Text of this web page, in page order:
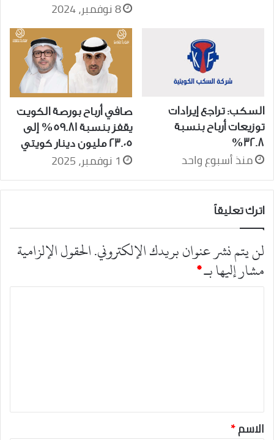
8 نوفمبر، 2024
السكب: تراجع إيرادات
توزيعات أرباح بنسبة
32.8%
منذ أسبوع واحد
صافي أرباح بورصة الكويت
يقفز بنسبة 59.81% إلى
23.05 مليون دينار كويتي
1 نوفمبر، 2025
اترك تعليقاً
لن يتم نشر عنوان بريدك الإلكتروني.الحقول الإلزامية
مشار إليها بـ*
ا
الاسم*